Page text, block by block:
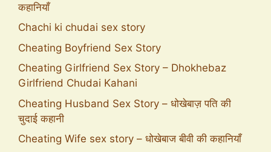
कहानियाँ
Chachi ki chudai sex story
Cheating Boyfriend Sex Story
Cheating Girlfriend Sex Story – Dhokhebaz
Girlfriend Chudai Kahani
Cheating Husband Sex Story – धोखेबाज़ पति की
चुदाई कहानी
Cheating Wife sex story – धोखेबाज बीवी की कहानियाँ